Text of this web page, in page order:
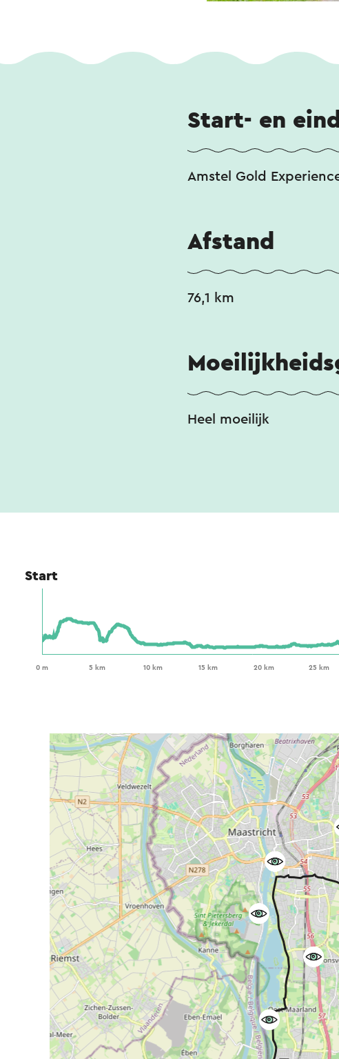
Start- en
Amstel Gold
Afstand
76,1 km
Heel moeilijk
Start